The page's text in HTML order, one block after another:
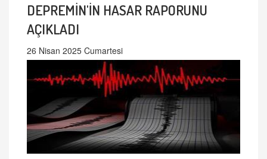
DEPREMİN'İN HASAR RAPORUNU
AÇIKLADI
26 Nisan 2025 Cumartesi